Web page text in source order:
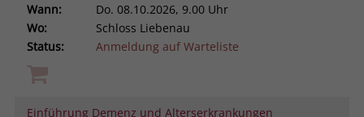
Wann:
Do. 08.10.2026, 9.00 Uhr
Wo:
Schloss Liebenau
Status:
Anmeldung auf Warteliste
Einführung Demenz und Alterserkrankungen
Anbieter www.clarity.ms
Laufzeit 1 Jahr